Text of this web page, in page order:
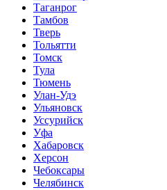
Таганрог
Тамбов
Тверь
Тольятти
Томск
Тула
Тюмень
Улан-Удэ
Ульяновск
Уссурийск
Уфа
Хабаровск
Херсон
Чебоксары
Челябинск